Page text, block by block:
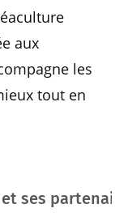
aux
les
tout en
et ses